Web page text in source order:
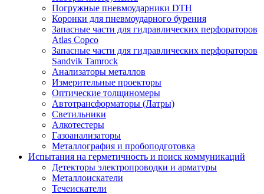
Погружные пневмоударники DTH
Коронки для пневмоударного бурения
Запасные части для гидравлических перфораторов
Atlas Copco
Запасные части для гидравлических перфораторов
Sandvik Tamrock
Анализаторы металлов
Измерительные проекторы
Оптические толщиномеры
Автотрансформаторы (Латры)
Светильники
Алкотестеры
Газоанализаторы
Металлография и пробоподготовка
Испытания на герметичность и поиск коммуникаций
Детекторы электропроводки и арматуры
Металлоискатели
Течеискатели